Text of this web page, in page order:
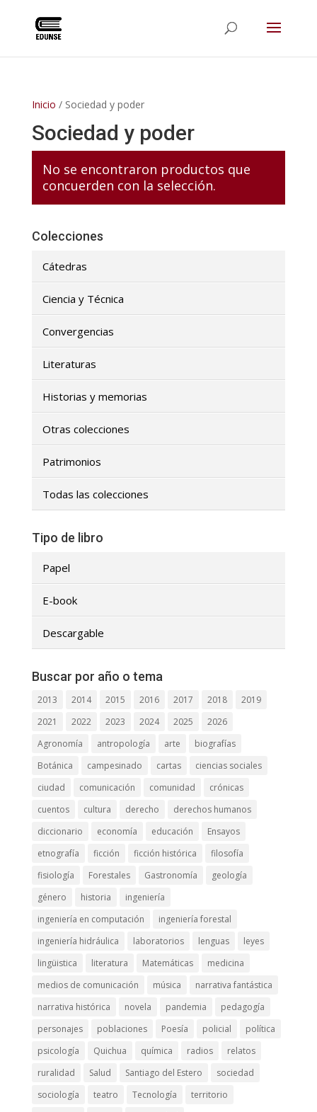
Inicio / Sociedad y poder
Sociedad y poder
No se encontraron productos que
concuerden con la selección.
Colecciones
Cátedras
Ciencia y Técnica
Convergencias
Literaturas
Historias y memorias
Otras colecciones
Patrimonios
Todas las colecciones
Tipo de libro
Papel
E-book
Descargable
Buscar por año o tema
2013 2014 2015 2016 2017 2018
2019
2021
2022 2023 2024 2025
2026
Agronomía
antropología arte
biografías
Botánica
campesinado cartas
ciencias sociales
ciudad
comunicación comunidad
crónicas
cuentos
cultura derecho
derechos humanos
diccionario
economía educación
Ensayos
etnografía
ficción ficción histórica
filosofía
fisiología
Forestales Gastronomía
geología
género
historia
ingeniería
ingeniería en computación
ingeniería forestal
ingeniería hidráulica
laboratorios lenguas
leyes
lingüistica
literatura Matemáticas
medicina
medios de comunicación
música
narrativa fantástica
narrativa histórica
novela pandemia
pedagogía
personajes
poblaciones Poesía policial
política
psicología
Quichua química radios
relatos
ruralidad
Salud Santiago del Estero
sociedad
sociología
teatro Tecnología
territorio